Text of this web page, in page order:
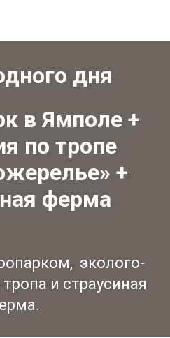
дня
в Ямполе +
по тропе
+
ферма
эколого-
и страусиная